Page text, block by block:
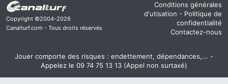
Copyright ©2004-2026
Canalturf.com - Tous droits réservés
Conditions générales
d'utisation - Politique de
confidentialité
Contactez-nous
Jouer comporte des risques : endettement, dépendances,... -
Appelez le 09 74 75 13 13 (Appel non surtaxé)